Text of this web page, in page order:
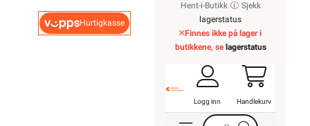
Hurtigkasse
Hent-i-Butikk
Sjekk
lagerstatus
Finnes ikke på lager i
butikkene, se lagerstatus
Logg inn Handlekurv